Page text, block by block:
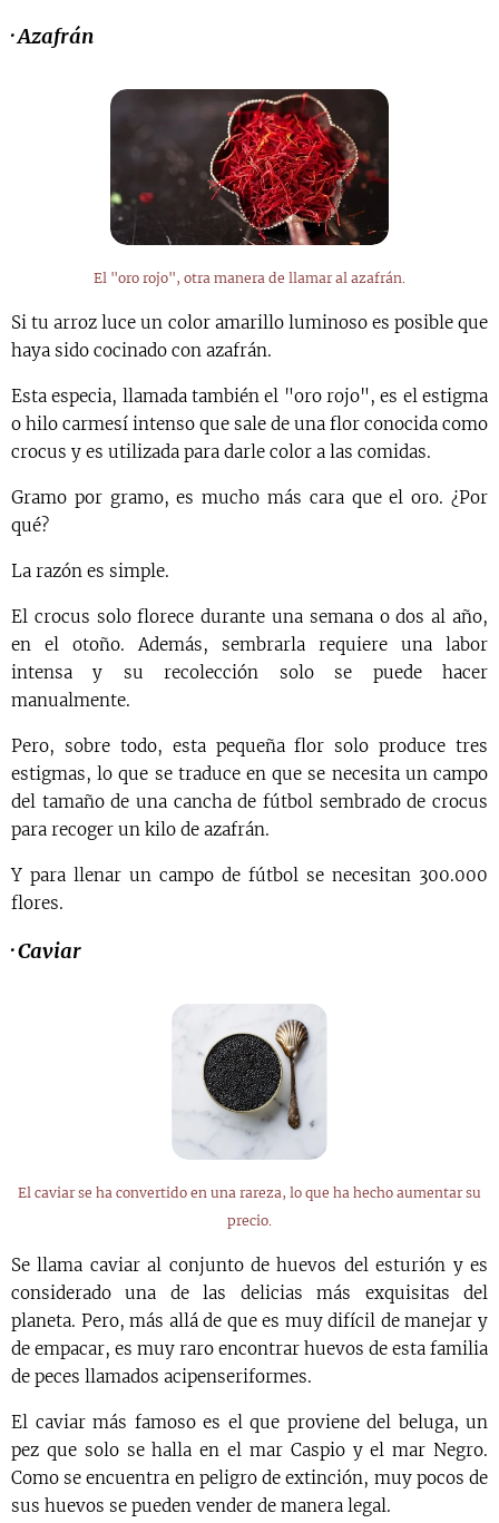
·Azafrán
El "oro rojo", otra manera de llamar al azafrán.
Si tu arroz luce un color amarillo luminoso es posible que
haya sido cocinado con azafrán.
Esta especia, llamada también el "oro rojo", es el estigma
o hilo carmesí intenso que sale de una flor conocida como
crocus y es utilizada para darle color a las comidas.
Gramo por gramo, es mucho más cara que el oro. ¿Por
qué?
La razón es simple.
El crocus solo florece durante una semana o dos al año,
en el otoño. Además, sembrarla requiere una labor
intensa y su recolección solo se puede hacer
manualmente.
Pero, sobre todo, esta pequeña flor solo produce tres
estigmas, lo que se traduce en que se necesita un campo
del tamaño de una cancha de fútbol sembrado de crocus
para recoger un kilo de azafrán.
Y para llenar un campo de fútbol se necesitan 300.000
flores.
·Caviar
El caviar se ha convertido en una rareza, lo que ha hecho aumentar su
precio.
Se llama caviar al conjunto de huevos del esturión y es
considerado una de las delicias más exquisitas del
planeta. Pero, más allá de que es muy difícil de manejar y
de empacar, es muy raro encontrar huevos de esta familia
de peces llamados acipenseriformes.
El caviar más famoso es el que proviene del beluga, un
pez que solo se halla en el mar Caspio y el mar Negro.
Como se encuentra en peligro de extinción, muy pocos de
sus huevos se pueden vender de manera legal.